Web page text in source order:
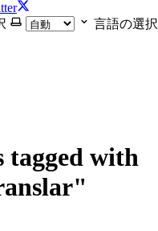
言語の選択
tagged with